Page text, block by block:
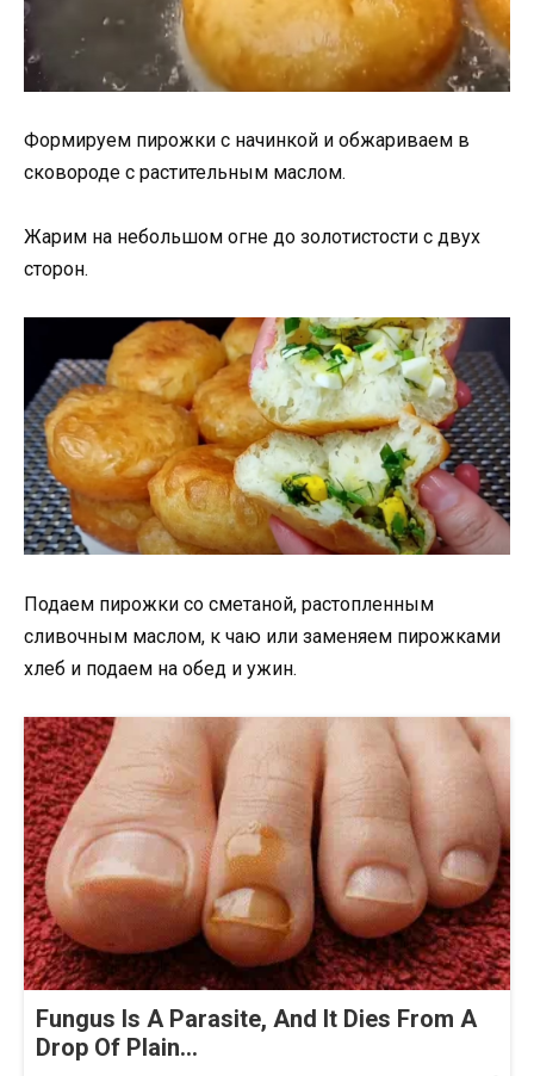
Формируем пирожки с начинкой и обжариваем в
сковороде с растительным маслом.
Жарим на небольшом огне до золотистости с двух
сторон.
Подаем пирожки со сметаной, растопленным
сливочным маслом, к чаю или заменяем пирожками
хлеб и подаем на обед и ужин.
Fungus Is A Parasite, And It Dies From A
Drop Of Plain...